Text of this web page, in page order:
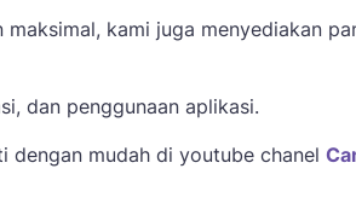
kami juga menyediakan
dan penggunaan aplikasi.
dengan mudah di youtube chanel